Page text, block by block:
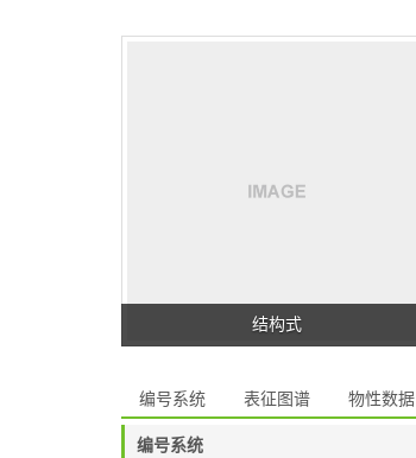
结构式
编号系统 表征图谱 物性数据
编号系统